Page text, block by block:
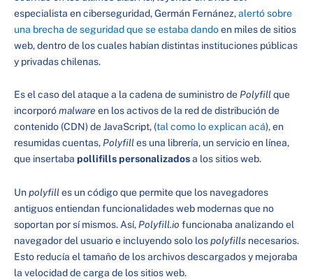
especialista en ciberseguridad, Germán Fernánez,alertó sobre
una brecha de seguridad que se estaba dandoen miles de sitios
web, dentro de los cuales habían distintas instituciones públicas
y privadas chilenas.
Es el caso del ataque a la cadena de suministro de Polyfillque
incorporómalware en los activos de la red de distribución de
contenido (CDN) de JavaScript, (tal como lo explican acá), en
resumidas cuentas, Polyfilles una librería, un servicio en línea,
que insertaba pollifills personalizadosa los sitios web.
Unpolyfilles un código que permite que los navegadores
antiguos entiendan funcionalidades web modernas que no
soportan por sí mismos. Así, Polyfill.io funcionaba analizando el
navegador del usuario e incluyendo solo lospolyfills necesarios.
Esto reducía el tamaño de los archivos descargados y mejoraba
la velocidad de carga de los sitios web.